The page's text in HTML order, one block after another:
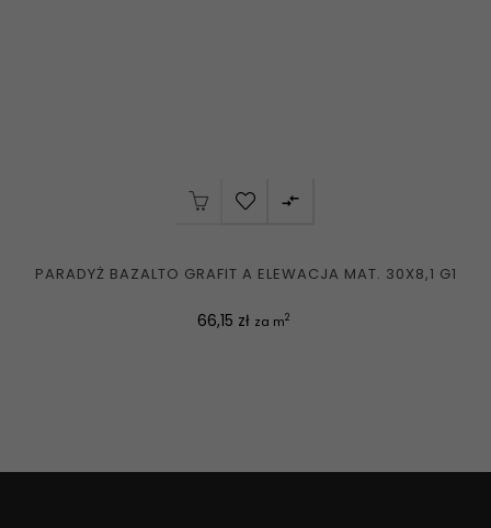

PARADYŻ BAZALTO GRAFIT A ELEWACJA MAT. 30X8,1 G1
Cena
66,15 zł za m2